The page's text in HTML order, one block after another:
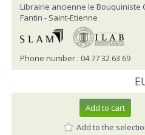
Librairie ancienne le Bouquiniste
Fantin - Saint-Etienne
Phone number : 04 77 32 63 69
Add to cart
Add to the